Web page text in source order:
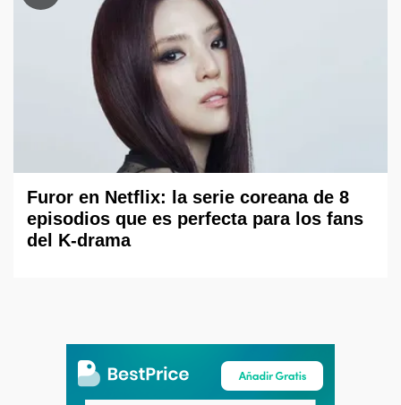
Furor en Netflix: la serie coreana de 8
episodios que es perfecta para los fans
del K-drama